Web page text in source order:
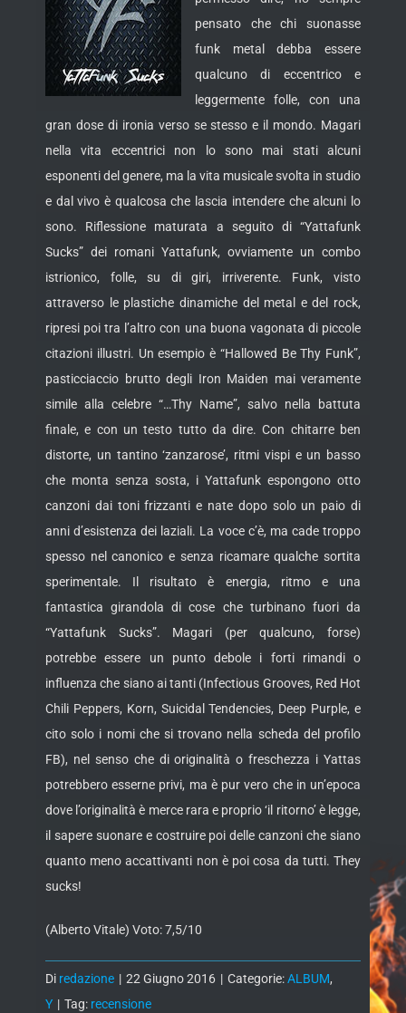
pensato che chi suonasse
funk metal debba essere
qualcuno di eccentrico e
leggermente folle, con una
gran dose di ironia verso se stesso e il mondo. Magari
nella vita eccentrici non lo sonomai stati alcuni
esponenti del genere, ma la vita musicale svolta in studio
e dal vivo è qualcosa che lascia intendere che alcuni lo
sono. Riflessione maturata a seguito di “Yattafunk
Sucks” dei romani Yattafunk, ovviamente un combo
istrionico, folle, su di giri, irriverente. Funk, visto
attraverso le plastiche dinamiche del metal e del rock,
ripresi poi tra l’altro con una buona vagonata di piccole
citazioni illustri. Un esempio è “Hallowed Be Thy Funk”,
pasticciaccio brutto degli Iron Maiden mai veramente
simile alla celebre “…Thy Name”, salvo nella battuta
finale, e con un testo tutto da dire. Con chitarre ben
distorte, un tantino ‘zanzarose’, ritmi vispi e un basso
che monta senza sosta, i Yattafunk espongono otto
canzoni dai toni frizzanti e nate dopo solo un paio di
anni d’esistenza dei laziali. La voce c’è, ma cade troppo
spesso nel canonico e senza ricamare qualche sortita
sperimentale. Il risultato è energia, ritmo e una
fantastica girandola di cose che turbinano fuori da
“Yattafunk Sucks”. Magari (per qualcuno, forse)
potrebbe essere un punto debole i forti rimandi o
influenza che siano ai tanti (Infectious Grooves, Red Hot
Chili Peppers, Korn, Suicidal Tendencies, Deep Purple, e
cito solo i nomi che si trovano nella scheda del profilo
FB), nel senso che di originalità o freschezza i Yattas
potrebbero esserne privi, ma è pur vero che in un’epoca
dove l’originalità è merce rara e proprio ‘il ritorno’ è legge,
il sapere suonare e costruire poi delle canzoni che siano
quanto meno accattivanti non è poi cosa da tutti. They
sucks!
(Alberto Vitale) Voto: 7,5/10
Di redazione | 22 Giugno 2016 | Categorie:ALBUM,
Y | Tag: recensione